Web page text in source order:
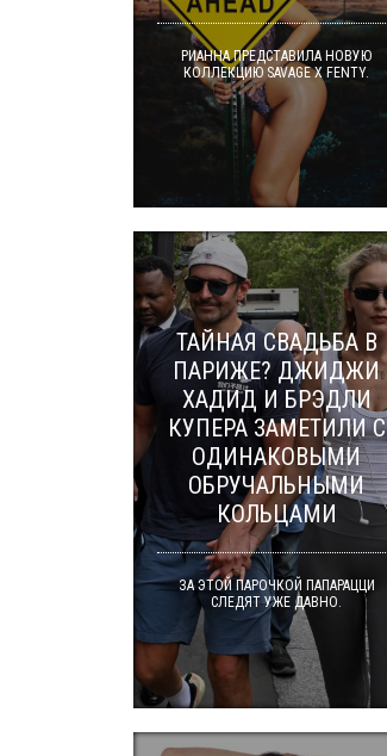
РИАННА ПРЕДСТАВИЛА НОВУЮ
КОЛЛЕКЦИЮ SAVAGE X FENTY.
ТАЙНАЯ СВАДЬБА В
ПАРИЖЕ? ДЖИДЖИ
ХАДИД И БРЭДЛИ
КУПЕРА ЗАМЕТИЛИ С
ОДИНАКОВЫМИ
ОБРУЧАЛЬНЫМИ
КОЛЬЦАМИ
ЗА ЭТОЙ ПАРОЧКОЙ ПАПАРАЦЦИ
СЛЕДЯТ УЖЕ ДАВНО.